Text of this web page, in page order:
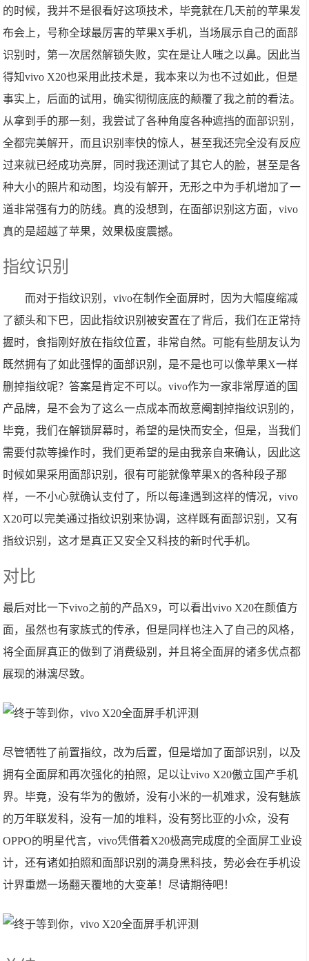
的时候，我并不是很看好这项技术，毕竟就在几天前的苹果发
布会上，号称全球最厉害的苹果X手机，当场展示自己的面部
识别时，第一次居然解锁失败，实在是让人嗤之以鼻。因此当
得知vivo X20也采用此技术是，我本来以为也不过如此，但是
事实上，后面的试用，确实彻彻底底的颠覆了我之前的看法。
从拿到手的那一刻，我尝试了各种角度各种遮挡的面部识别，
全都完美解开，而且识别率快的惊人，甚至我还完全没有反应
过来就已经成功亮屏，同时我还测试了其它人的脸，甚至是各
种大小的照片和动图，均没有解开，无形之中为手机增加了一
道非常强有力的防线。真的没想到，在面部识别这方面，vivo
真的是超越了苹果，效果极度震撼。
指纹识别
而对于指纹识别，vivo在制作全面屏时，因为大幅度缩减
了额头和下巴，因此指纹识别被安置在了背后，我们在正常持
握时，食指刚好放在指纹位置，非常自然。可能有些朋友认为
既然拥有了如此强悍的面部识别，是不是也可以像苹果X一样
删掉指纹呢？答案是肯定不可以。vivo作为一家非常厚道的国
产品牌，是不会为了这么一点成本而故意阉割掉指纹识别的，
毕竟，我们在解锁屏幕时，希望的是快而安全，但是，当我们
需要付款等操作时，我们更希望的是由我亲自来确认，因此这
时候如果采用面部识别，很有可能就像苹果X的各种段子那
样，一不小心就确认支付了，所以每逢遇到这样的情况，vivo
X20可以完美通过指纹识别来协调，这样既有面部识别，又有
指纹识别，这才是真正又安全又科技的新时代手机。
对比
最后对比一下vivo之前的产品X9，可以看出vivo X20在颜值方
面，虽然也有家族式的传承，但是同样也注入了自己的风格，
将全面屏真正的做到了消费级别，并且将全面屏的诸多优点都
展现的淋漓尽致。
尽管牺牲了前置指纹，改为后置，但是增加了面部识别，以及
拥有全面屏和再次强化的拍照，足以让vivo X20傲立国产手机
界。毕竟，没有华为的傲娇，没有小米的一机难求，没有魅族
的万年联发科，没有一加的堆料，没有努比亚的小众，没有
OPPO的明星代言，vivo凭借着X20极高完成度的全面屏工业设
计，还有诸如拍照和面部识别的满身黑科技，势必会在手机设
计界重燃一场翻天覆地的大变革！尽请期待吧！